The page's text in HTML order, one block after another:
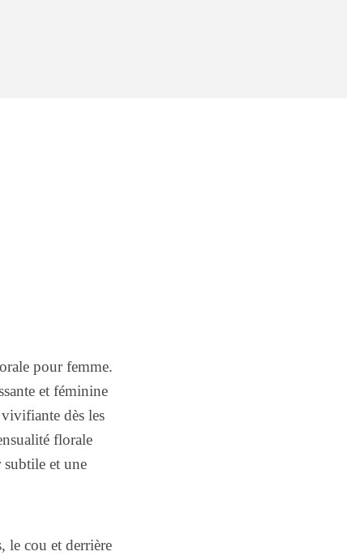
pour femme.
et féminine
dès les
florale
et une
le cou et derrière